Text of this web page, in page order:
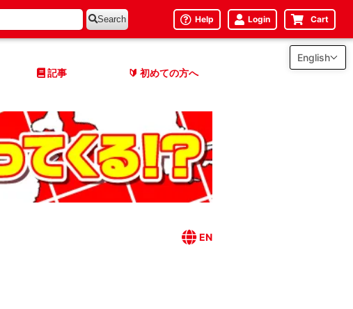
Search Help Login Cart
記事 🔰 初めての方へ
EN
English